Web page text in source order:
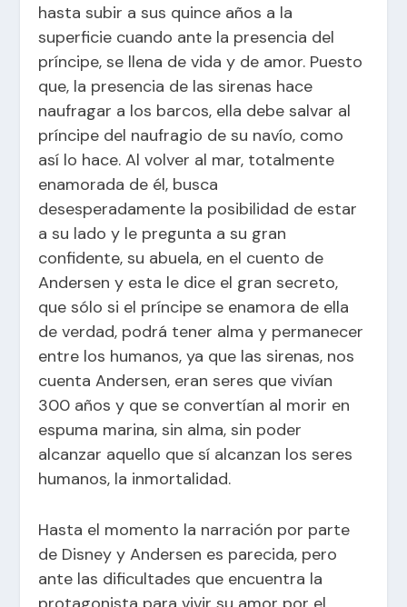
hasta subir a sus quince años a la
superficie cuando ante la presencia del
príncipe, se llena de vida y de amor. Puesto
que, la presencia de las sirenas hace
naufragar a los barcos, ella debe salvar al
príncipe del naufragio de su navío, como
así lo hace. Al volver al mar, totalmente
enamorada de él, busca
desesperadamente la posibilidad de estar
a su lado y le pregunta a su gran
confidente, su abuela, en el cuento de
Andersen y esta le dice el gran secreto,
que sólo si el príncipe se enamora de ella
de verdad, podrá tener alma y permanecer
entre los humanos, ya que las sirenas, nos
cuenta Andersen, eran seres que vivían
300 años y que se convertían al morir en
espuma marina, sin alma, sin poder
alcanzar aquello que sí alcanzan los seres
humanos, la inmortalidad.
Hasta el momento la narración por parte
de Disney y Andersen es parecida, pero
ante las dificultades que encuentra la